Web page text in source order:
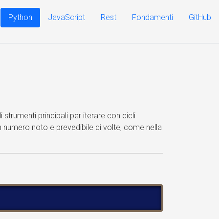
Python JavaScript Rest Fondamenti GitHub
strumenti principali per iterare con cicli
numero noto e prevedibile di volte, come nella